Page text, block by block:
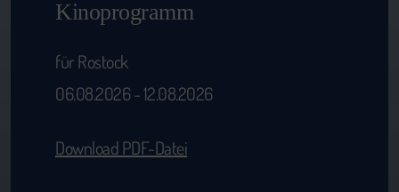
Kinoprogramm
für Rostock
06.08.2026 - 12.08.2026
Download PDF-Datei